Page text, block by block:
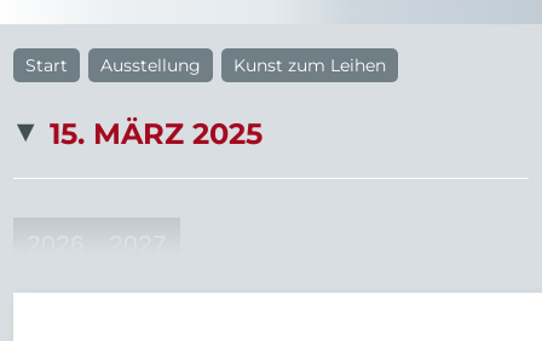
Start Ausstellung Kunst zum Leihen
15. MÄRZ 2025